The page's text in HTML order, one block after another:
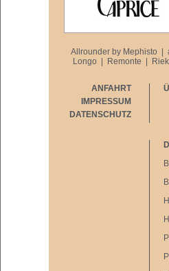
Allrounder by Mephisto
Longo
Remonte
ANFAHRT
IMPRESSUM
DATENSCHUTZ